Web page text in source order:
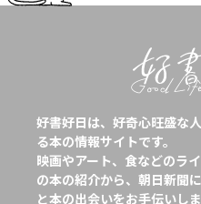
好書好日は、好奇心旺盛な
る本の情報サイトです。
映画やアート、食などのラ
の本の紹介から、朝日新聞
と本の出会いをお手伝いしま